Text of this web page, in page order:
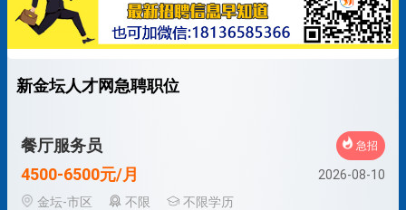
新金坛人才网急聘职位
餐厅服务员 急招
4500-6500元/月
2026-08-10
金坛-市区
不限 不限学历